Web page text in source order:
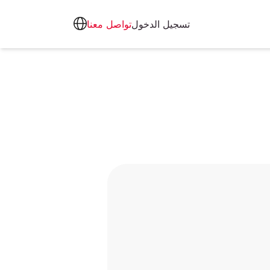
تسجيل الدخولتواصل معنا